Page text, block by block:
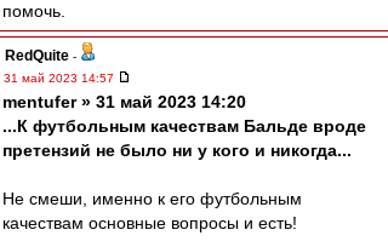
помочь.
RedQuite -
31 май 2023 14:57
mentufer » 31 май 2023 14:20
...К футбольным качествам Бальде вроде
претензий не было ни у кого и никогда...
Не смеши, именно к его футбольным
качествам основные вопросы и есть!